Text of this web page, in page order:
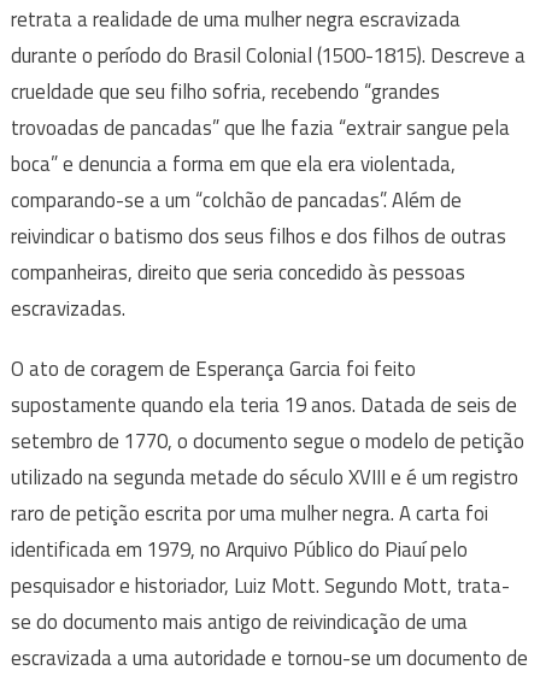
retrata a realidade de uma mulher negra escravizada
durante o período do Brasil Colonial (1500-1815). Descreve a
crueldade que seu filho sofria, recebendo “grandes
trovoadas de pancadas” que lhe fazia “extrair sangue pela
boca” e denuncia a forma em que ela era violentada,
comparando-se a um “colchão de pancadas”. Além de
reivindicar o batismo dos seus filhos e dos filhos de outras
companheiras, direito que seria concedido às pessoas
escravizadas.
O ato de coragem de Esperança Garcia foi feito
supostamente quando ela teria 19 anos. Datada de seis de
setembro de 1770, o documento segue o modelo de petição
utilizado na segunda metade do século XVIII e é um registro
raro de petição escrita por uma mulher negra. A carta foi
identificada em 1979, no Arquivo Público do Piauí pelo
pesquisador e historiador, Luiz Mott. Segundo Mott, trata-
se do documento mais antigo de reivindicação de uma
escravizada a uma autoridade e tornou-se um documento de